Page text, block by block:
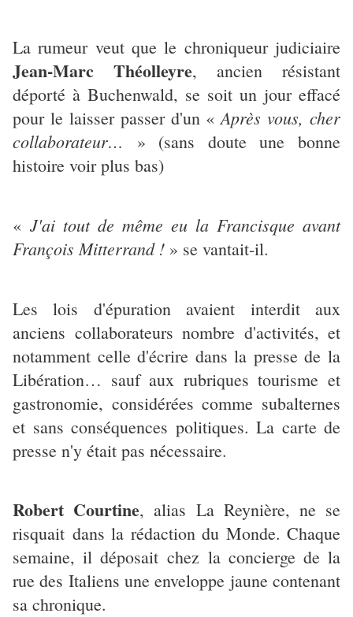
La rumeur veut que le chroniqueur judiciaire
Jean-Marc Théolleyre, ancien résistant
déporté à Buchenwald, se soit un jour effacé
pour le laisser passer d'un «Après vous, cher
collaborateur…
» (sans doute une bonne
histoire voir plus bas)
« J'ai tout de même eu la Francisque avant
François Mitterrand ! » se vantait-il.
Les lois d'épuration avaient interdit aux
anciens collaborateurs nombre d'activités, et
notamment celle d'écrire dans la presse de la
Libération… sauf aux rubriques tourisme et
gastronomie, considérées comme subalternes
et sans conséquences politiques. La carte de
presse n'y était pas nécessaire.
Robert Courtine, alias La Reynière, ne se
risquait dans la rédaction du Monde. Chaque
semaine, il déposait chez la concierge de la
rue des Italiens une enveloppe jaune contenant
sa chronique.